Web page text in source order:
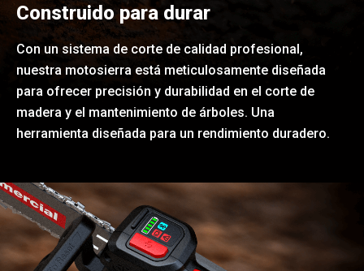
Construido para durar
Con un sistema de corte de calidad profesional,
nuestra motosierra está meticulosamente diseñada
para ofrecer precisión y durabilidad en el corte de
madera y el mantenimiento de árboles. Una
herramienta diseñada para un rendimiento duradero.